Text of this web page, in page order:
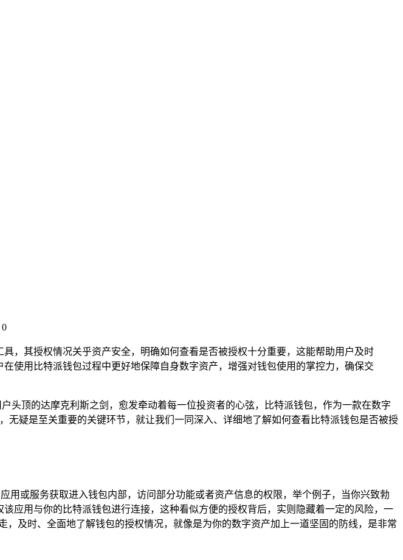
，其授权情况关乎资产安全，明确如何查看是否被授权十分重要，这能帮助用户及时
使用比特派钱包过程中更好地保障自身数字资产，增强对钱包使用的掌控力，确保交
头顶的达摩克利斯之剑，愈发牵动着每一位投资者的心弦，比特派钱包，作为一款在数字
疑是至关重要的关键环节，就让我们一同深入、详细地了解如何查看比特派钱包是否被授
用或服务获取进入钱包内部，访问部分功能或者资产信息的权限，举个例子，当你兴致勃
应用与你的比特派钱包进行连接，这种看似方便的授权背后，实则隐藏着一定的风险，一
及时、全面地了解钱包的授权情况，就像是为你的数字资产加上一道坚固的防线，是非常